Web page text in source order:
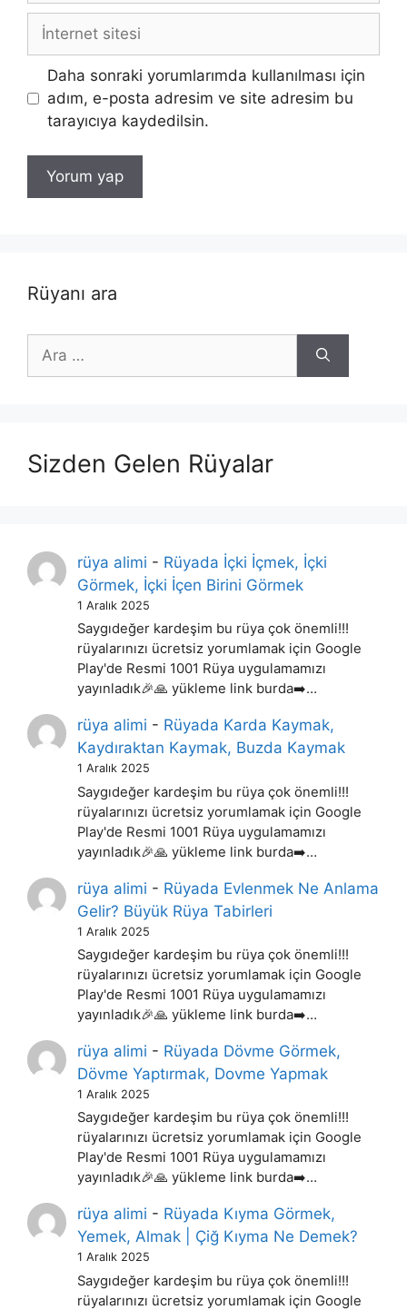
İnternet
sitesi
Daha sonraki yorumlarımda kullanılması için
adım, e-posta adresim ve site adresim bu
tarayıcıya kaydedilsin.
Rüyanı ara
için
Sizden Gelen Rüyalar
rüya alimi - Rüyada İçki İçmek, İçki
Görmek, İçki İçen Birini Görmek
1 Aralık 2025
Saygıdeğer kardeşim bu rüya çok önemli!!!
rüyalarınızı ücretsiz yorumlamak için Google
Play'de Resmi 1001 Rüya uygulamamızı
yayınladık🎉🙏 yükleme link burda➡️…
rüya alimi - Rüyada Karda Kaymak,
Kaydıraktan Kaymak, Buzda Kaymak
1 Aralık 2025
Saygıdeğer kardeşim bu rüya çok önemli!!!
rüyalarınızı ücretsiz yorumlamak için Google
Play'de Resmi 1001 Rüya uygulamamızı
yayınladık🎉🙏 yükleme link burda➡️…
rüya alimi - Rüyada Evlenmek Ne Anlama
Gelir? Büyük Rüya Tabirleri
1 Aralık 2025
Saygıdeğer kardeşim bu rüya çok önemli!!!
rüyalarınızı ücretsiz yorumlamak için Google
Play'de Resmi 1001 Rüya uygulamamızı
yayınladık🎉🙏 yükleme link burda➡️…
rüya alimi - Rüyada Dövme Görmek,
Dövme Yaptırmak, Dovme Yapmak
1 Aralık 2025
Saygıdeğer kardeşim bu rüya çok önemli!!!
rüyalarınızı ücretsiz yorumlamak için Google
Play'de Resmi 1001 Rüya uygulamamızı
yayınladık🎉🙏 yükleme link burda➡️…
rüya alimi - Rüyada Kıyma Görmek,
Yemek, Almak | Çiğ Kıyma Ne Demek?
1 Aralık 2025
Saygıdeğer kardeşim bu rüya çok önemli!!!
rüyalarınızı ücretsiz yorumlamak için Google